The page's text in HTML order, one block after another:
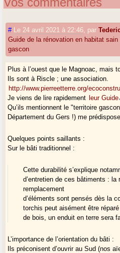
# Le 24 avril 2021 à 22:46 par
Guide de la rénovation en habitat
gascon
Plus à l’ouest que le Magnoac, mais
Ils sont à Riscle ; une association.
http://www.pierreetterre.org/
Je viens de lire rapidement leur Guide
Qu’ils mentionnent le "territoire
Département du Gers !) me
Quelques points saillants :
Sur le bâti traditionnel :
Cette durabilité s’explique
d’entretien de ces bâtiments : la
remplacement
d’éléments sont pensés dès la
torchis peut aisément être
de bois, un enduit en terre sera
L’importance de l’orientation du bâti :
Ils préconisent d’ouvrir au Sud (nos